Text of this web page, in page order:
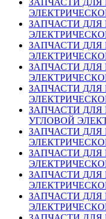
ЗАПЧАСТИ ДЛЯ
ЗАПЧАСТИ
ЗАПЧАСТИ
ЗАПЧАСТИ
ЗАПЧАСТИ
УГЛОВОЙ
ЗАПЧАСТИ ДЛЯ
ЗАПЧАСТИ
ЗАПЧАСТИ ДЛЯ
ЗАПЧАСТИ ДЛЯ